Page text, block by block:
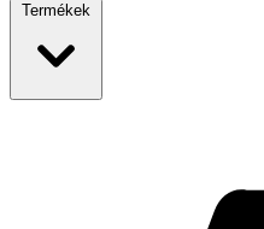
Termékek